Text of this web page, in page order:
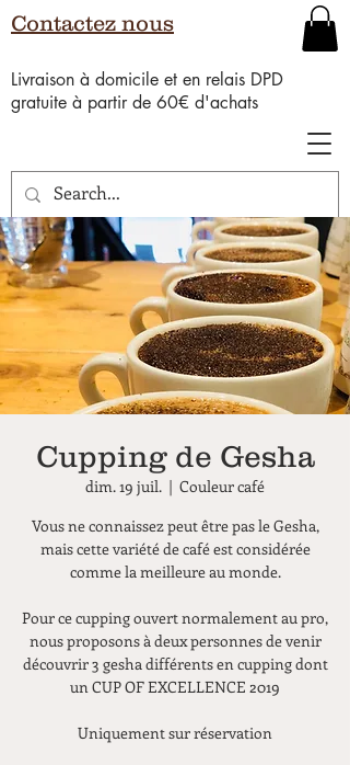
Livraison à domicile et en relais DPD
gratuite à partir de 60€ d'achats
Contactez nous
Cupping de Gesha
dim. 19 juil.
  |
Couleur café
Vous ne connaissez peut être pas le Gesha,
mais cette variété de café est considérée
comme la meilleure au monde.
Pour ce cupping ouvert normalement au pro,
nous proposons à deux personnes de venir
découvrir 3 gesha différents en cupping dont
un CUP OF EXCELLENCE 2019
Uniquement sur réservation